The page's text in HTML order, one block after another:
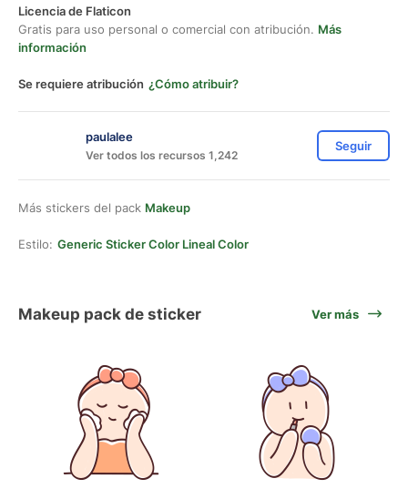
Licencia de Flaticon
Gratis para uso personal o comercial con atribución. Más
información
Se requiere atribución ¿Cómo atribuir?
paulalee
Ver todos los recursos 1,242
Seguir
Más stickers del pack Makeup
Estilo: Generic Sticker Color Lineal Color
Makeup pack de sticker Ver más